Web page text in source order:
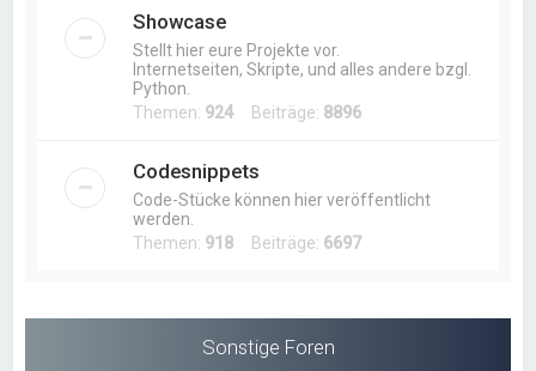
Showcase
Stellt hier eure Projekte vor.
Internetseiten, Skripte, und alles andere bzgl.
Python.
Themen: 924 Beiträge: 8896
Codesnippets
Code-Stücke können hier veröffentlicht
werden.
Themen: 918 Beiträge: 6697
Sonstige Foren